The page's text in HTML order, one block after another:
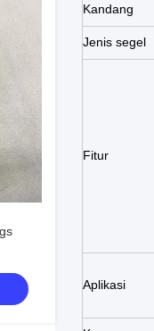
Kandang
Jenis segel
Fitur
Aplikasi